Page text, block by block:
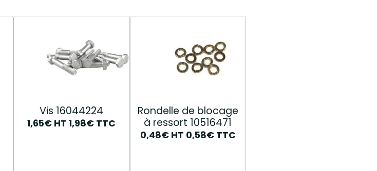
Vis 16044224
1,65€ HT 1,98€ TTC
Rondelle de blocage
à ressort 10516471
0,48€ HT 0,58€ TTC